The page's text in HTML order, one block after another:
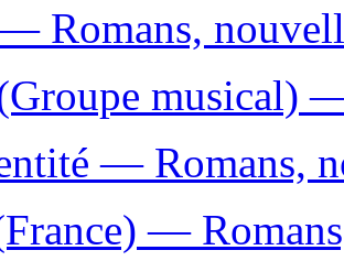
Romans,
musical)
— Romans,
—